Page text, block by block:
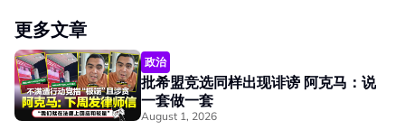
更多文章
政治
批希盟竞选同样出现诽谤 阿克马：说
一套做一套
August 1, 2026